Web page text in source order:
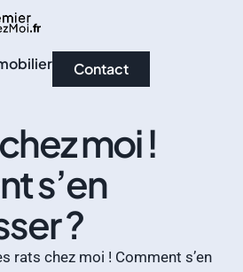
Contact
moi !
s’en
?
rats chez moi ! Comment s’en